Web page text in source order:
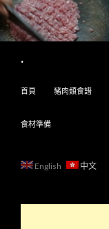
.
首頁
豬肉類食譜
食材準備
English 中文